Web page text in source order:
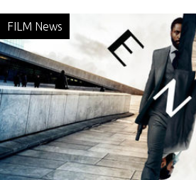
FILM News